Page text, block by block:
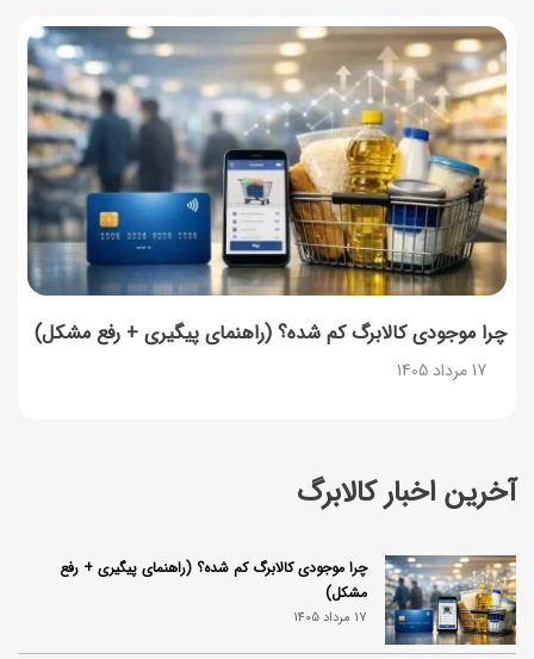
آخرین اخبار کالابرگ
چرا موجودی کالابرگ کم شده؟ (راهنمای پیگیری + رفع
مشکل)
17 مرداد 1405
چرا موجودی کالابرگ کم شده؟ (راهنمای پیگیری + رفع مشکل)
17 مرداد 1405